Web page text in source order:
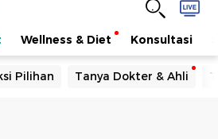
Wellness & Diet Konsultasi
Pilihan Tanya Dokter & Ahli